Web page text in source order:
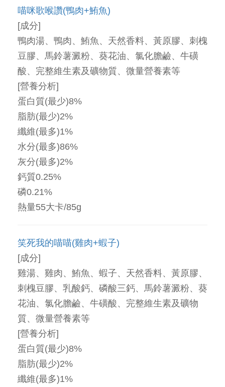
喵咪歌喉讚(鴨肉+鮪魚)
[成分]
鴨肉湯、鴨肉、鮪魚、天然香料、黃原膠、刺槐
豆膠、馬鈴薯澱粉、葵花油、氯化膽鹼、牛磺
酸、完整維生素及礦物質、微量營養素等
[營養分析]
蛋白質(最少)8%
脂肪(最少)2%
纖維(最多)1%
水分(最多)86%
灰分(最多)2%
鈣質0.25%
磷0.21%
熱量55大卡/85g
笑死我的喵喵(雞肉+蝦子)
[成分]
雞湯、雞肉、鮪魚、蝦子、天然香料、黃原膠、
刺槐豆膠、乳酸鈣、磷酸三鈣、馬鈴薯澱粉、葵
花油、氯化膽鹼、牛磺酸、完整維生素及礦物
質、微量營養素等
[營養分析]
蛋白質(最少)8%
脂肪(最少)2%
纖維(最多)1%